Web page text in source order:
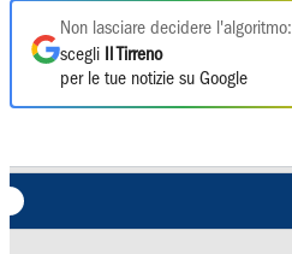
Non lasciare decidere l'algoritmo:
scegli
Il Tirreno
per le tue notizie su Google